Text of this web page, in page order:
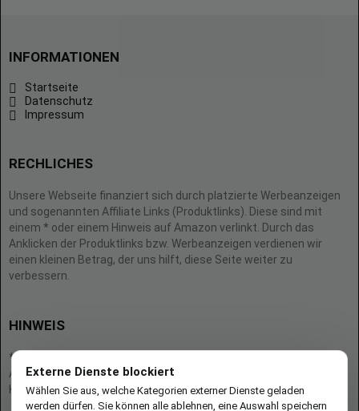
INFORMATIONEN
Startseite
Datenschutz
Impressum
RECHLICHES
Unsere Webseite finanziert sich durch platzierte Werbeanzeigen
und sogenannten Affiliate Links (Produktlinks). Diese sind mit
einem * oder einem Hinweis auf Amazon verlinkt. Durch das
Anklicken der Produktlinks bzw. Werbeanzeigen verdienen wir
einen kleinen Betrag, der uns hilft, diese Seite weiter zu
verbessern.
HINWEIS
* = Afilliate-Link (=Werbung)
Als Amazon-Partner verdient der Seitenbetreiber an qualifizierten
Käufen.
Externe Dienste blockiert
Wählen Sie aus, welche Kategorien externer Dienste geladen
werden dürfen. Sie können alle ablehnen, eine Auswahl speichern